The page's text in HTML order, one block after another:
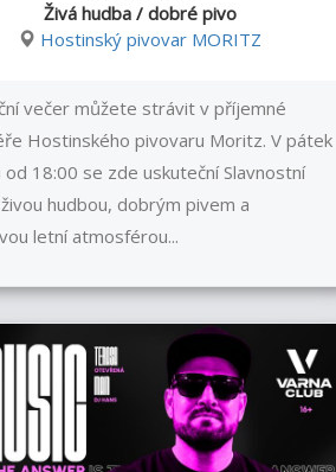
Živá hudba / dobré pivo
Hostinský pivovar MORITZ
večer můžete strávit v příjemné
Hostinského pivovaru Moritz. V pátek
od 18:00 se zde uskuteční Slavnostní
hudbou, dobrým pivem a
letní atmosférou...